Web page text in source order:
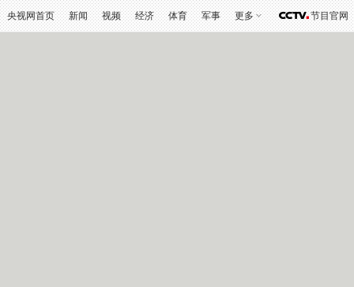
央视网首页 新闻 视频 经济 体育 军事 更多 节目官网